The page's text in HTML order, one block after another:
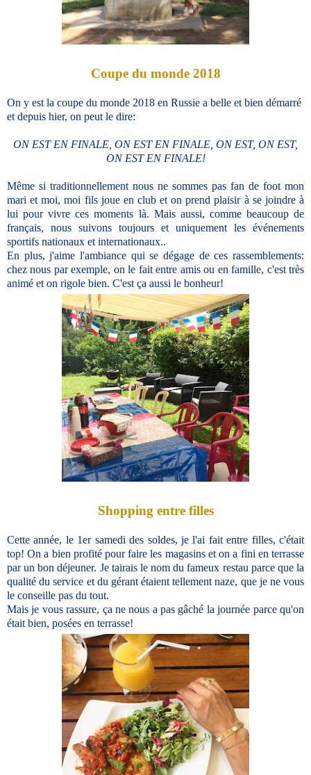
Coupe du monde 2018
On y est la coupe du monde 2018 en Russie a belle et bien démarré
et depuis hier, on peut le dire:
ON EST EN FINALE, ON EST EN FINALE, ON EST, ON EST,
ON EST EN FINALE!
Même si traditionnellement nous ne sommes pas fan de foot mon
mari et moi, moi fils joue en club et on prend plaisir à se joindre à
lui pour vivre ces moments là. Mais aussi, comme beaucoup de
français, nous suivons toujours et uniquement les événements
sportifs nationaux et internationaux..
En plus, j'aime l'ambiance qui se dégage de ces rassemblements:
chez nous par exemple, on le fait entre amis ou en famille, c'est très
animé et on rigole bien. C'est ça aussi le bonheur!
Shopping entre filles
Cette année, le 1er samedi des soldes, je l'ai fait entre filles, c'était
top! On a bien profité pour faire les magasins et on a fini en terrasse
par un bon déjeuner. Je tairais le nom du fameux restau parce que la
qualité du service et du gérant étaient tellement naze, que je ne vous
le conseille pas du tout.
Mais je vous rassure, ça ne nous a pas gâché la journée parce qu'on
était bien, posées en terrasse!